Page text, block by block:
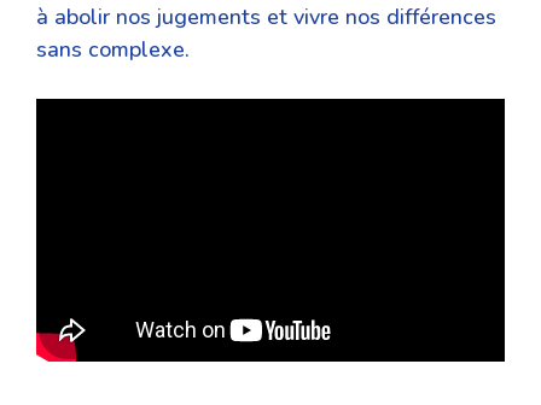
à abolir nos jugements et vivre nos différences
sans complexe.